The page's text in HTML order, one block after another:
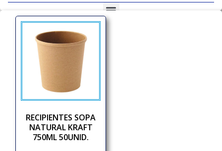
RECIPIENTES SOPA
NATURAL KRAFT
750ML 50UNID.